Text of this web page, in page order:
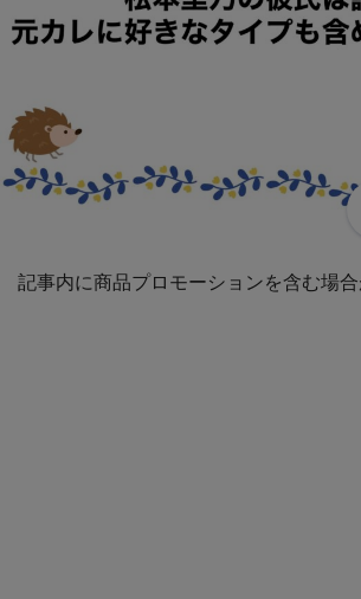
記事内に商品プロモーションを含む場